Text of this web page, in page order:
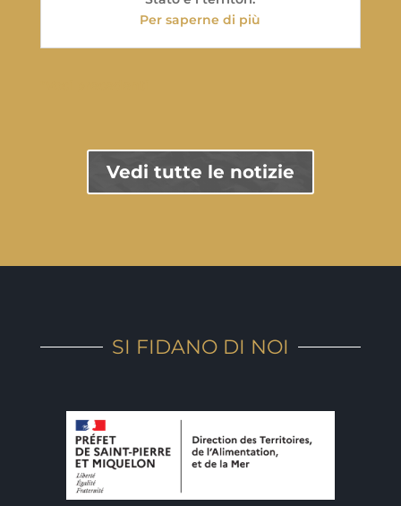
Per saperne di più
Vedi tutte le notizie
SI FIDANO DI NOI